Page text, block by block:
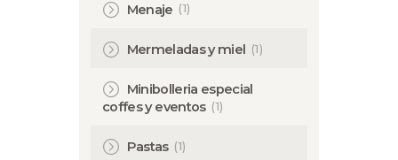
Menaje (1)
Mermeladas y miel (1)
Minibolleria especial
coffes y eventos (1)
Pastas (1)